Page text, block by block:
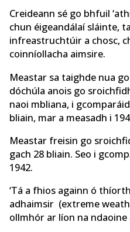
Creideann sé go bhfuil
chun éigeandálaí sláinte,
infreastruchtúir a chosc,
coinníollacha aimsire.
Meastar sa taighde nua
dóchúla anois go
naoi mbliana, i
bliain, mar a measadh i
Meastar freisin go
gach 28 bliain. Seo i
1942.
‘Tá a fhios againn ó
adhaimsir (extreme
ollmhór ar líon na ndaoine